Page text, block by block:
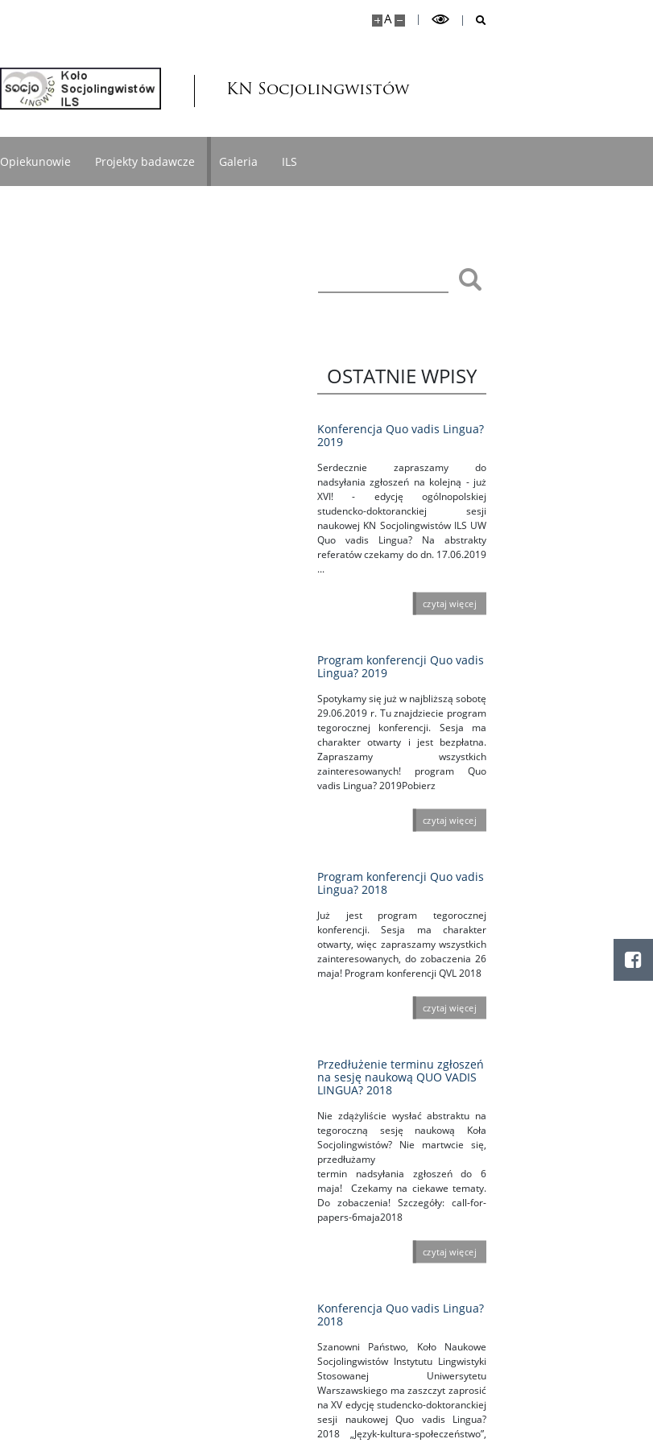
A
KN Socjolingwistów
Opiekunowie Projekty badawcze Galeria ILS
Szukaj
OSTATNIE WPISY
Konferencja Quo vadis Lingua?
2019
Serdecznie zapraszamy do
nadsyłania zgłoszeń na kolejną - już
XVI! - edycję ogólnopolskiej
studencko-doktoranckiej sesji
naukowej KN Socjolingwistów ILS UW
Quo vadis Lingua? Na abstrakty
referatów czekamy do dn. 17.06.2019
...
czytaj więcej
Program konferencji Quo vadis
Lingua? 2019
Spotykamy się już w najbliższą sobotę
29.06.2019 r. Tu znajdziecie program
tegorocznej konferencji. Sesja ma
charakter otwarty i jest bezpłatna.
Zapraszamy wszystkich
zainteresowanych! program Quo
vadis Lingua? 2019Pobierz
czytaj więcej
Program konferencji Quo vadis
Lingua? 2018
Już jest program tegorocznej
konferencji. Sesja ma charakter
otwarty, więc zapraszamy wszystkich
zainteresowanych, do zobaczenia 26
maja! Program konferencji QVL 2018
czytaj więcej
Przedłużenie terminu zgłoszeń
na sesję naukową QUO VADIS
LINGUA? 2018
Nie zdążyliście wysłać abstraktu na
tegoroczną sesję naukową Koła
Socjolingwistów? Nie martwcie się,
przedłużamy
termin nadsyłania zgłoszeń do 6
maja! Czekamy na ciekawe tematy.
Do zobaczenia! Szczegóły: call-for-
papers-6maja2018
czytaj więcej
Konferencja Quo vadis Lingua?
2018
Szanowni Państwo, Koło Naukowe
Socjolingwistów Instytutu Lingwistyki
Stosowanej Uniwersytetu
Warszawskiego ma zaszczyt zaprosić
na XV edycję studencko-doktoranckiej
sesji naukowej Quo vadis Lingua?
2018 „Język-kultura-społeczeństwo”,